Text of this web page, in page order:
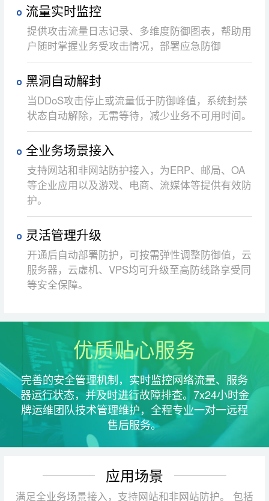
流量实时监控
提供攻击流量日志记录、多维度防御图表，帮助用
户随时掌握业务受攻击情况，部署应急防御
黑洞自动解封
当DDoS攻击停止或流量低于防御峰值，系统封禁
状态自动解除，无需等待，减少业务不可用时间。
全业务场景接入
支持网站和非网站防护接入，为ERP、邮局、OA
等企业应用以及游戏、电商、流媒体等提供有效防
护。
灵活管理升级
开通后自动部署防护，可按需弹性调整防御值，云
服务器，云虚机、VPS均可升级至高防线路享受同
等安全保障。
优质贴心服务
完善的安全管理机制，实时监控网络流量、服务
器运行状态，并及时进行故障排查。7x24小时金
牌运维团队技术管理维护，全程专业一对一远程
售后服务。
应用场景
满足全业务场景接入，支持网站和非网站防护。 包括